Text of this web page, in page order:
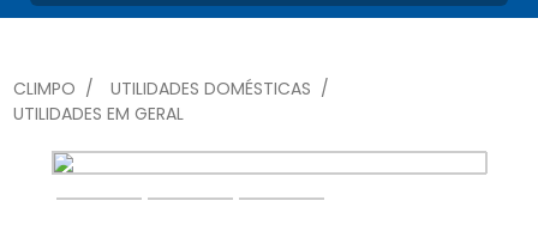
CLIMPO
UTILIDADES DOMÉSTICAS
UTILIDADES EM GERAL